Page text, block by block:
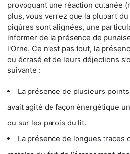
provoquant une réaction cutanée
plus, vous verrez que la plupart
piqûres sont alignées, une
informer de la présence de
l'Orne. Ce n’est pas tout, la
ou écrasé et de leurs déjections
suivante :
La présence de plusieurs
avait agité de façon énergétique
ou sur les parois du lit.
La présence de longues traces